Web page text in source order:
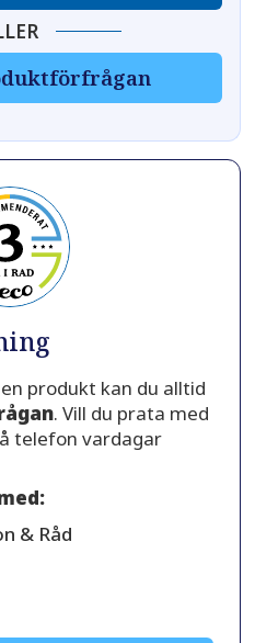
produkt kan du alltid
. Vill du prata med
telefon vardagar
& Råd